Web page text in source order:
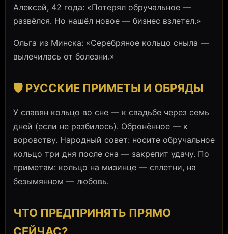
Алексей, 42 года: «Потерял обручальное —
развёлся. Но нашёл новое — бизнес взлетел.»
Ольга из Минска: «Серебряное кольцо сныла —
вылечилась от болезни.»
🛡️ РУССКИЕ ПРИМЕТЫ И ОБРЯДЫ
У славян кольцо во сне — к свадьбе через семь
дней (если не разбилось). Обронённое — к
воровству. Народный совет: носите обручальное
кольцо три дня после сна — закрепит удачу. По
приметам: кольцо на мизинце — сплетни, на
безымянном — любовь.
ЧТО ПРЕДПРИНЯТЬ ПРЯМО
СЕЙЧАС?